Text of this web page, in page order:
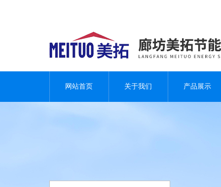
网站首页 关于我们 产品展示